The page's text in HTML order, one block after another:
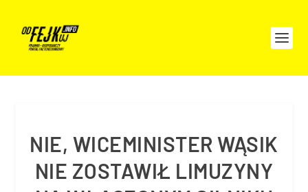
NIE, WICEMINISTER WĄSIK
NIE ZOSTAWIŁ LIMUZYNY